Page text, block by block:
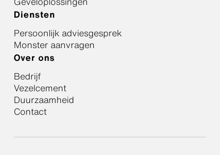
Diensten
Persoonlijk adviesgesprek
Monster aanvragen
Over ons
Bedrijf
Vezelcement
Duurzaamheid
Contact